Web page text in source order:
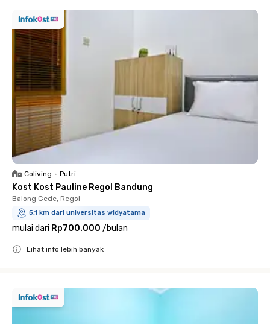
Coliving • Putri
Kost Kost Pauline Regol Bandung
Balong Gede, Regol
5.1 km dari universitas widyatama
mulai dari Rp700.000 /bulan
Lihat info lebih banyak